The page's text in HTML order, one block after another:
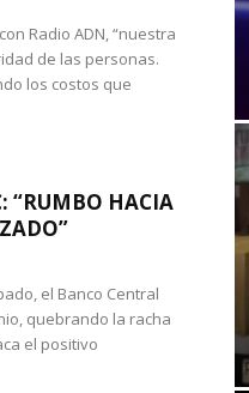
Radio ADN, “nuestra
de las personas.
los costos que
“RUMBO HACIA
el Banco Central
quebrando la racha
el positivo